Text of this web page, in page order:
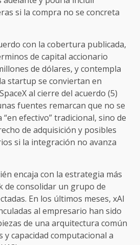
si la compra no se concreta
con la cobertura publicada,
de capital accionario
de dólares, y contempla
startup se conviertan en
al cierre del acuerdo (5)
fuentes remarcan que no se
efectivo” tradicional, sino de
de adquisición y posibles
si la integración no avanza
encaja con la estrategia más
de consolidar un grupo de
En los últimos meses, xAI
al empresario han sido
de una arquitectura común
y capacidad computacional a